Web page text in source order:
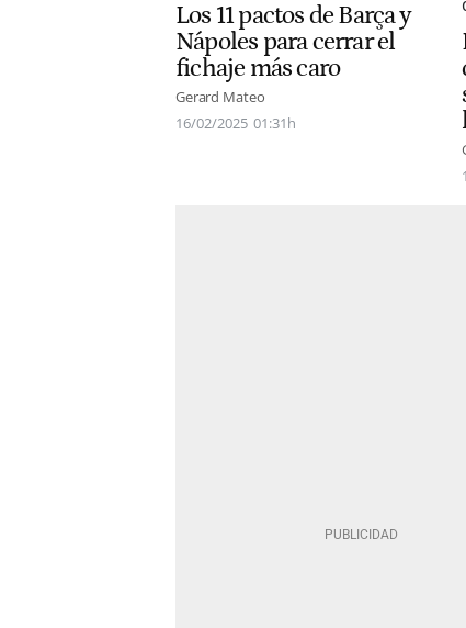
Los 11 pactos de Barça y
Nápoles para cerrar el
fichaje más caro
Gerard Mateo
16/02/2025 01:31h